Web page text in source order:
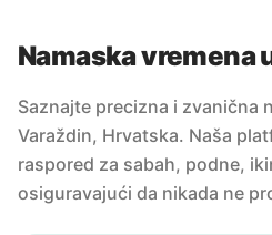
Namaska vremena
Saznajte precizna i zvanična
Varaždin, Hrvatska. Naša
raspored za sabah, podne,
osiguravajući da nikada ne